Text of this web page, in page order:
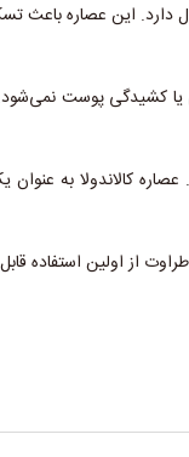
دارد. این عصاره باعث
کشیدگی پوست
کالاندولا به
از اولین استفاده